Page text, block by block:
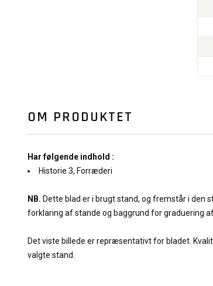
OM PRODUKTET
Har følgende indhold :
Historie 3, Forræderi
NB. Dette blad er i brugt stand, og fremstår i den
forklaring af stande og baggrund for graduering
Det viste billede er repræsentativt for bladet.
valgte stand.